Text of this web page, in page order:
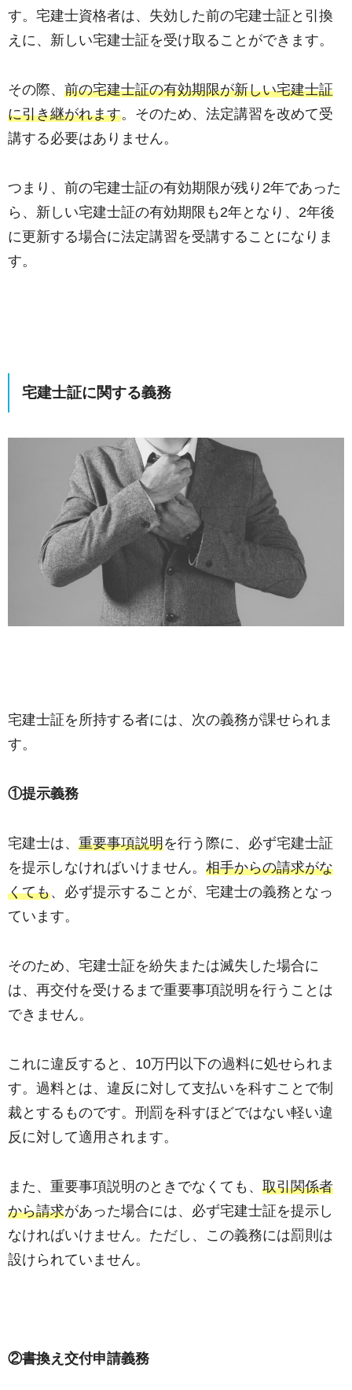
す。宅建士資格者は、失効した前の宅建士証と引換
えに、新しい宅建士証を受け取ることができます。
その際、 前の宅建士証の有効期限が新しい宅建士証
に引き継がれます。そのため、法定講習を改めて受
講する必要はありません。
つまり、前の宅建士証の有効期限が残り2年であった
ら、新しい宅建士証の有効期限も2年となり、2年後
に更新する場合に法定講習を受講することになりま
す。
宅建士証に関する義務
宅建士証を所持する者には、次の義務が課せられま
す。
①提示義務
宅建士は、 重要事項説明を行う際に、必ず宅建士証
を提示しなければいけません。 相手からの請求がな
くても、必ず提示することが、宅建士の義務となっ
ています。
そのため、宅建士証を紛失または滅失した場合に
は、再交付を受けるまで重要事項説明を行うことは
できません。
これに違反すると、10万円以下の過料に処せられま
す。過料とは、違反に対して支払いを科すことで制
裁とするものです。刑罰を科すほどではない軽い違
反に対して適用されます。
また、重要事項説明のときでなくても、 取引関係者
から請求があった場合には、必ず宅建士証を提示し
なければいけません。ただし、この義務には罰則は
設けられていません。
②書換え交付申請義務